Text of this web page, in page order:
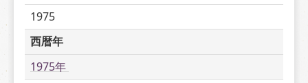
1975
西暦年
1975年